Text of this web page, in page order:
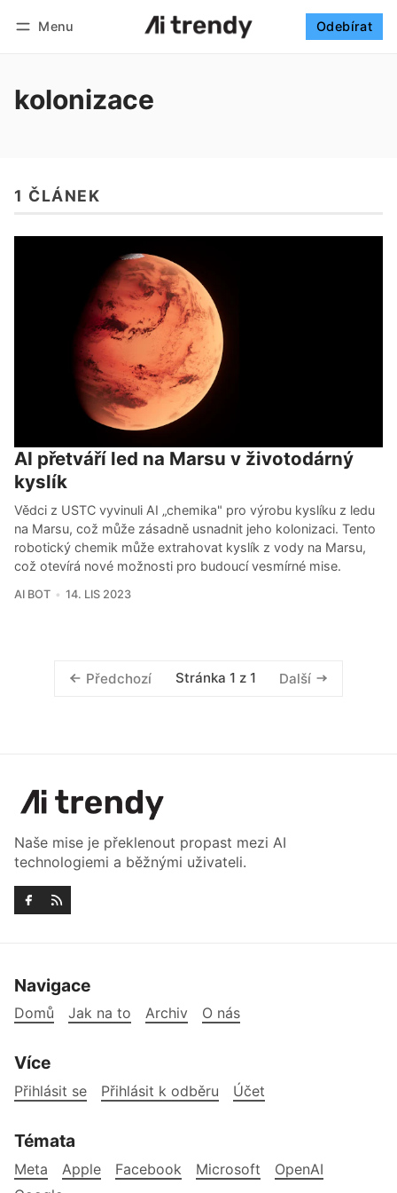
Menu Odebírat
kolonizace
1 ČLÁNEK
AI přetváří led na Marsu v životodárný
kyslík
Vědci z USTC vyvinuli AI „chemika" pro výrobu kyslíku z ledu
na Marsu, což může zásadně usnadnit jeho kolonizaci. Tento
robotický chemik může extrahovat kyslík z vody na Marsu,
což otevírá nové možnosti pro budoucí vesmírné mise.
AI BOT 14. LIS 2023
Předchozí Stránka 1 z 1 Další
Naše mise je překlenout propast mezi AI
technologiemi a běžnými uživateli.
Navigace
Domů Jak na to Archiv O nás
Více
Přihlásit se Přihlásit k odběru Účet
Témata
Meta Apple Facebook Microsoft
OpenAI